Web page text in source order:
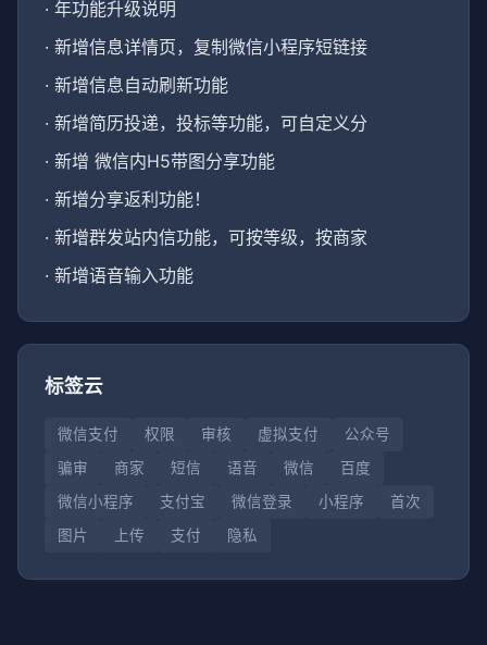
· 年功能升级说明
· 新增信息详情页，复制微信小程序短链接
· 新增信息自动刷新功能
· 新增简历投递，投标等功能，可自定义分
· 新增 微信内H5带图分享功能
· 新增分享返利功能！
· 新增群发站内信功能，可按等级，按商家
· 新增语音输入功能
标签云
微信支付 权限 审核 虚拟支付
公众号
骗审
商家 短信 语音 微信
百度
微信小程序
支付宝 微信登录 小程序
首次
图片
上传 支付 隐私